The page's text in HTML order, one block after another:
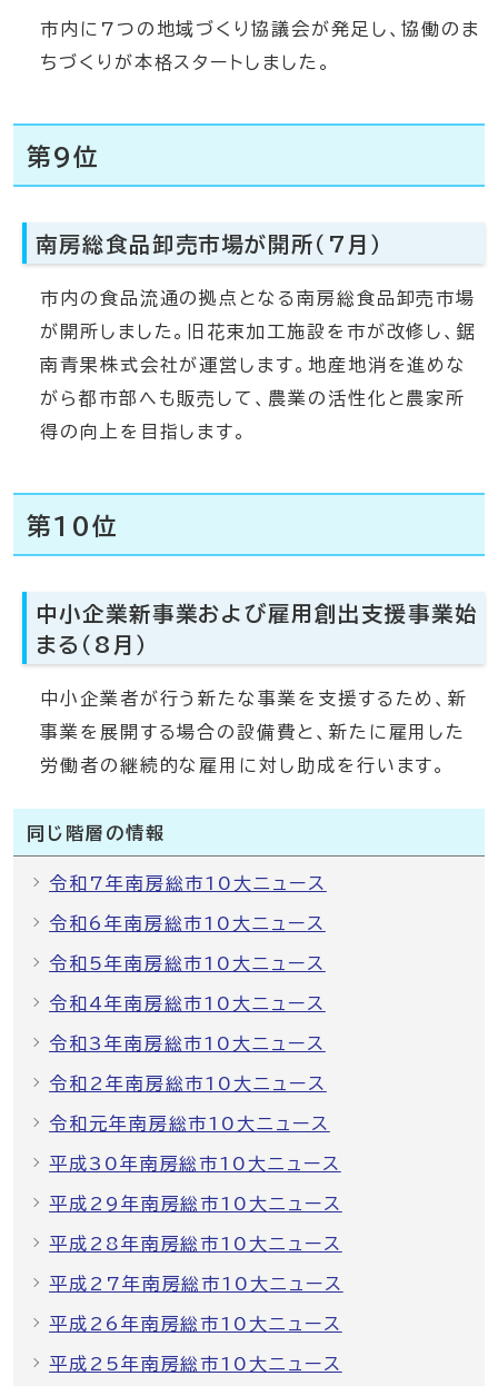
市内に7つの地域づくり協議会が発足し、協働のま
ちづくりが本格スタートしました。
第9位
南房総食品卸売市場が開所（7月）
市内の食品流通の拠点となる南房総食品卸売市場
が開所しました。旧花束加工施設を市が改修し、鋸
南青果株式会社が運営します。地産地消を進めな
がら都市部へも販売して、農業の活性化と農家所
得の向上を目指します。
第10位
中小企業新事業および雇用創出支援事業始
まる（8月）
中小企業者が行う新たな事業を支援するため、新
事業を展開する場合の設備費と、新たに雇用した
労働者の継続的な雇用に対し助成を行います。
同じ階層の情報
令和7年南房総市10大ニュース
令和6年南房総市10大ニュース
令和5年南房総市10大ニュース
令和4年南房総市10大ニュース
令和3年南房総市10大ニュース
令和2年南房総市10大ニュース
令和元年南房総市10大ニュース
平成30年南房総市10大ニュース
平成29年南房総市10大ニュース
平成28年南房総市10大ニュース
平成27年南房総市10大ニュース
平成26年南房総市10大ニュース
平成25年南房総市10大ニュース